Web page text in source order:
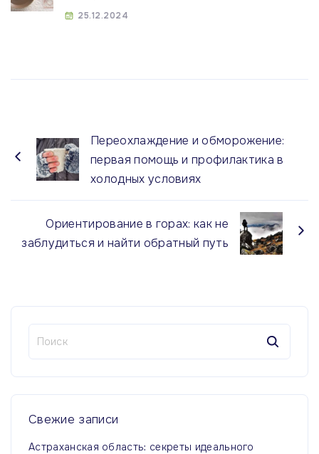
25.12.2024
Переохлаждение и обморожение:
первая помощь и профилактика в
холодных условиях
Ориентирование в горах: как не
заблудиться и найти обратный путь
т
и
Свежие записи
Астраханская область: секреты идеального